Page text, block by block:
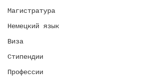
Магистратура
Немецкий язык
Виза
Стипендии
Профессии